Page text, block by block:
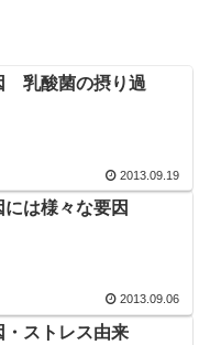
乳酸菌の摂り過
2013.09.19
は様々な要因
2013.09.06
・ストレス由来